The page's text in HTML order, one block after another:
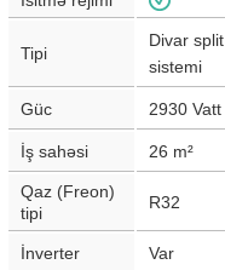
Tipi
Divar split
sistemi
Güc 2930 Vatt
İş sahəsi 26 m²
Qaz (Freon)
tipi
R32
İnverter Var